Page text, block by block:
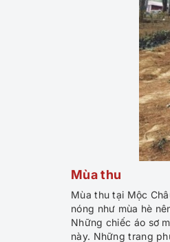
Mùa thu
Mùa thu tại Mộc
nóng như mùa hè
Những chiếc áo sơ
này. Những trang